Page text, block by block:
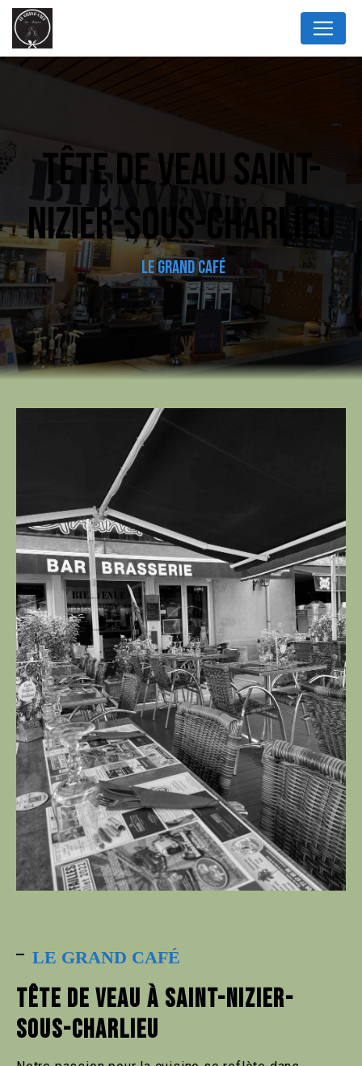
TÊTE DE VEAU SAINT-
NIZIER-SOUS-CHARLIEU
LE GRAND CAFÉ
LE GRAND CAFÉ
TÊTE DE VEAU À SAINT-NIZIER-
SOUS-CHARLIEU
Panneau de gestion des cookies